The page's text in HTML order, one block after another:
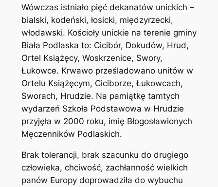
Wówczas istniało pięć dekanatów unickich –
bialski, kodeński, łosicki, międzyrzecki,
włodawski. Kościoły unickie na terenie gminy
Biała Podlaska to: Cicibór, Dokudów, Hrud,
Ortel Książęcy, Woskrzenice, Swory,
Łukowce. Krwawo prześladowano unitów w
Ortelu Książęcym, Ciciborze, Łukowcach,
Sworach, Hrudzie. Na pamiątkę tamtych
wydarzeń Szkoła Podstawowa w Hrudzie
przyjęła w 2000 roku, imię Błogosławionych
Męczenników Podlaskich.
Brak tolerancji, brak szacunku do drugiego
człowieka, chciwość, zachłanność wielkich
panów Europy doprowadziła do wybuchu